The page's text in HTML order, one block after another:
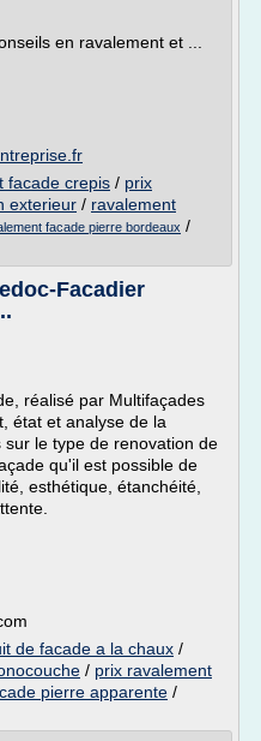
en ravalement et ...
facade crepis / prix
exterieur / ravalement
facade pierre bordeaux /
Facadier
réalisé par Multifaçades
état et analyse de la
le type de renovation de
qu'il est possible de
esthétique, étanchéité,
de facade a la chaux /
/ prix ravalement
pierre apparente /